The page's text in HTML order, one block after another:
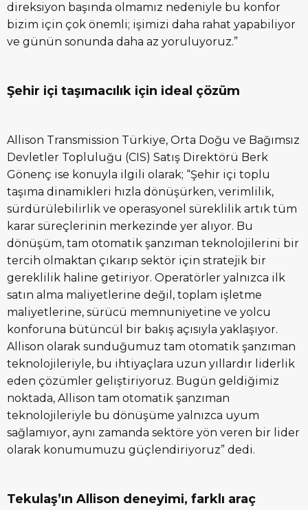
direksiyon başında olmamız nedeniyle bu konfor
bizim için çok önemli; işimizi daha rahat yapabiliyor
ve günün sonunda daha az yoruluyoruz.”
Şehir içi taşımacılık için ideal çözüm
Allison Transmission Türkiye, Orta Doğu ve Bağımsız
Devletler Topluluğu (CIS) Satış Direktörü Berk
Gönenç ise konuyla ilgili olarak; “Şehir içi toplu
taşıma dinamikleri hızla dönüşürken, verimlilik,
sürdürülebilirlik ve operasyonel süreklilik artık tüm
karar süreçlerinin merkezinde yer alıyor. Bu
dönüşüm, tam otomatik şanzıman teknolojilerini bir
tercih olmaktan çıkarıp sektör için stratejik bir
gereklilik haline getiriyor. Operatörler yalnızca ilk
satın alma maliyetlerine değil, toplam işletme
maliyetlerine, sürücü memnuniyetine ve yolcu
konforuna bütüncül bir bakış açısıyla yaklaşıyor.
Allison olarak sunduğumuz tam otomatik şanzıman
teknolojileriyle, bu ihtiyaçlara uzun yıllardır liderlik
eden çözümler geliştiriyoruz. Bugün geldiğimiz
noktada, Allison tam otomatik şanzıman
teknolojileriyle bu dönüşüme yalnızca uyum
sağlamıyor, aynı zamanda sektöre yön veren bir lider
olarak konumumuzu güçlendiriyoruz” dedi.
Tekulaş’ın Allison deneyimi, farklı araç